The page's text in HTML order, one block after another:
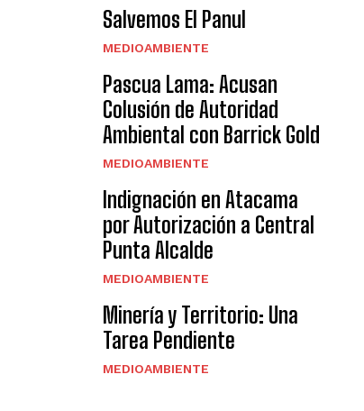
Salvemos El Panul
MEDIOAMBIENTE
Pascua Lama: Acusan
Colusión de Autoridad
Ambiental con Barrick Gold
MEDIOAMBIENTE
Indignación en Atacama
por Autorización a Central
Punta Alcalde
MEDIOAMBIENTE
Minería y Territorio: Una
Tarea Pendiente
MEDIOAMBIENTE